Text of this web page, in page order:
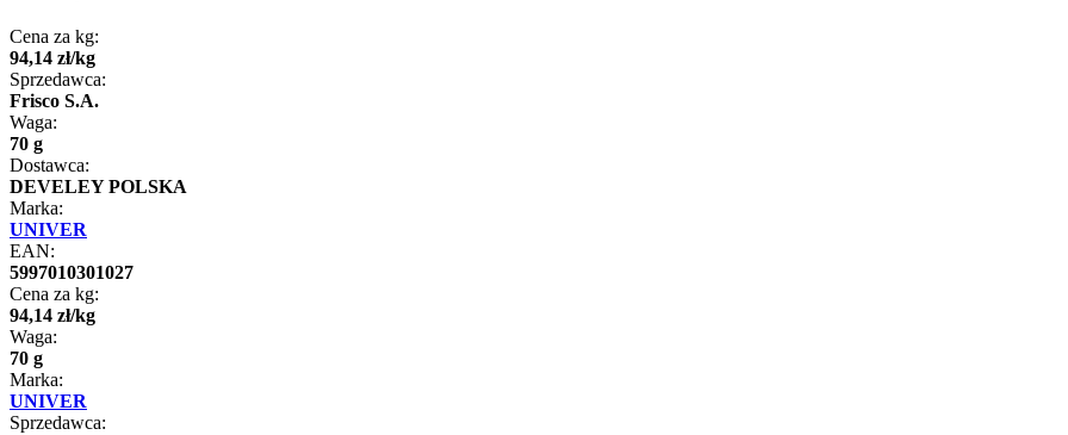
Cena za kg:
94,14 zł/kg
Sprzedawca:
Frisco S.A.
Waga:
70 g
Dostawca:
DEVELEY POLSKA
Marka:
UNIVER
EAN:
5997010301027
Cena za kg:
94,14 zł/kg
Waga:
70 g
Marka:
UNIVER
Sprzedawca: